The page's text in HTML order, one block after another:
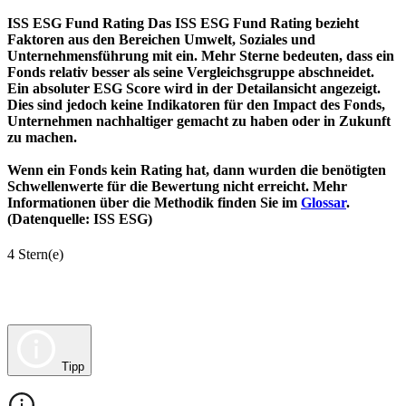
ISS ESG Fund Rating Das ISS ESG Fund Rating bezieht
Faktoren aus den Bereichen Umwelt, Soziales und
Unternehmensführung mit ein. Mehr Sterne bedeuten, dass ein
Fonds relativ besser als seine Vergleichsgruppe abschneidet.
Ein absoluter ESG Score wird in der Detailansicht angezeigt.
Dies sind jedoch keine Indikatoren für den Impact des Fonds,
Unternehmen nachhaltiger gemacht zu haben oder in Zukunft
zu machen.
Wenn ein Fonds kein Rating hat, dann wurden die benötigten
Schwellenwerte für die Bewertung nicht erreicht. Mehr
Informationen über die Methodik finden Sie im Glossar.
(Datenquelle: ISS ESG)
4 Stern(e)
Tipp